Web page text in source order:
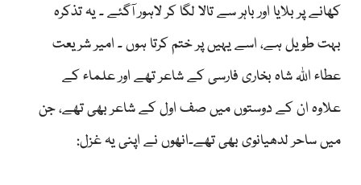
کھانے پر بلایا اور باہر سے تالا لگا کر لاہور آگئے ۔ یہ تذکرہ
بہت طویل ہے، اسے یہیں پر ختم کرتا ہوں ۔ امیر شریعت
عطاء اللہ شاہ بخاری فارسی کے شاعر تھے اور علماء کے
علاوہ ان کے دوستوں میں صف اول کے شاعر بھی تھے، جن
میں ساحر لدھیانوی بھی تھے۔انھوں نے اپنی یہ غزل: